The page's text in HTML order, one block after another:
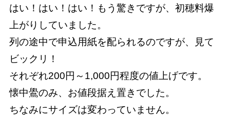
はい！はい！はい！もう驚きですが、初穂料爆
上がりしていました。
列の途中で申込用紙を配られるのですが、見て
ビックリ！
それぞれ200円～1,000円程度の値上げです。
懐中鷽のみ、お値段据え置きでした。
ちなみにサイズは変わっていません。